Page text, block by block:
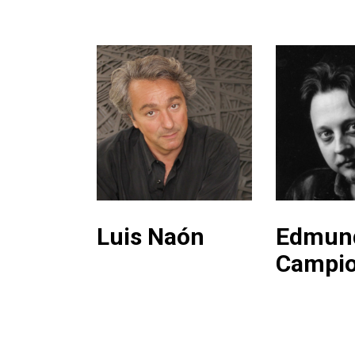
Luis Naón